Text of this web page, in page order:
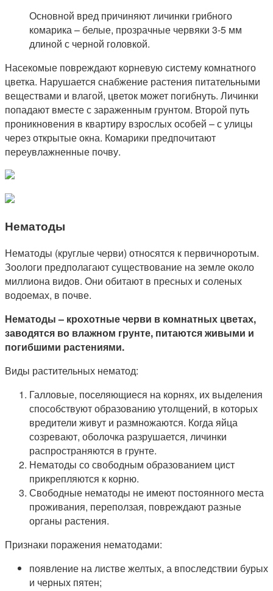
Основной вред причиняют личинки грибного
комарика – белые, прозрачные червяки 3-5 мм
длиной с черной головкой.
Насекомые повреждают корневую систему комнатного
цветка. Нарушается снабжение растения питательными
веществами и влагой, цветок может погибнуть. Личинки
попадают вместе с зараженным грунтом. Второй путь
проникновения в квартиру взрослых особей – с улицы
через открытые окна. Комарики предпочитают
переувлажненные почву.
Нематоды
Нематоды (круглые черви) относятся к первичноротым.
Зоологи предполагают существование на земле около
миллиона видов. Они обитают в пресных и соленых
водоемах, в почве.
Нематоды – крохотные черви в комнатных цветах,
заводятся во влажном грунте, питаются живыми и
погибшими растениями.
Виды растительных нематод:
Галловые, поселяющиеся на корнях, их выделения
способствуют образованию утолщений, в которых
вредители живут и размножаются. Когда яйца
созревают, оболочка разрушается, личинки
распространяются в грунте.
Нематоды со свободным образованием цист
прикрепляются к корню.
Свободные нематоды не имеют постоянного места
проживания, переползая, повреждают разные
органы растения.
Признаки поражения нематодами:
появление на листве желтых, а впоследствии бурых
и черных пятен;